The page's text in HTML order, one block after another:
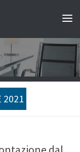
2021